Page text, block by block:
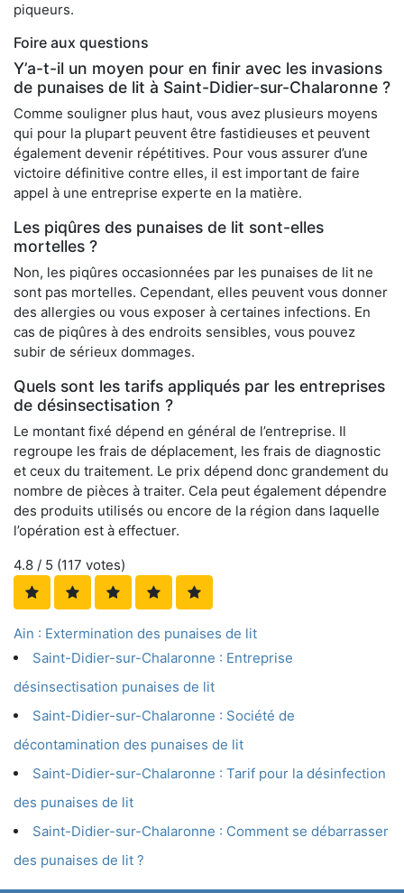
piqueurs.
Foire aux questions
Y’a-t-il un moyen pour en finir avec les invasions
de punaises de lit à Saint-Didier-sur-Chalaronne ?
Comme souligner plus haut, vous avez plusieurs moyens
qui pour la plupart peuvent être fastidieuses et peuvent
également devenir répétitives. Pour vous assurer d’une
victoire définitive contre elles, il est important de faire
appel à une entreprise experte en la matière.
Les piqûres des punaises de lit sont-elles
mortelles ?
Non, les piqûres occasionnées par les punaises de lit ne
sont pas mortelles. Cependant, elles peuvent vous donner
des allergies ou vous exposer à certaines infections. En
cas de piqûres à des endroits sensibles, vous pouvez
subir de sérieux dommages.
Quels sont les tarifs appliqués par les entreprises
de désinsectisation ?
Le montant fixé dépend en général de l’entreprise. Il
regroupe les frais de déplacement, les frais de diagnostic
et ceux du traitement. Le prix dépend donc grandement du
nombre de pièces à traiter. Cela peut également dépendre
des produits utilisés ou encore de la région dans laquelle
l’opération est à effectuer.
4.8 / 5 (117 votes)
Ain : Extermination des punaises de lit
Saint-Didier-sur-Chalaronne : Entreprise
désinsectisation punaises de lit
Saint-Didier-sur-Chalaronne : Société de
décontamination des punaises de lit
Saint-Didier-sur-Chalaronne : Tarif pour la désinfection
des punaises de lit
Saint-Didier-sur-Chalaronne : Comment se débarrasser
des punaises de lit ?